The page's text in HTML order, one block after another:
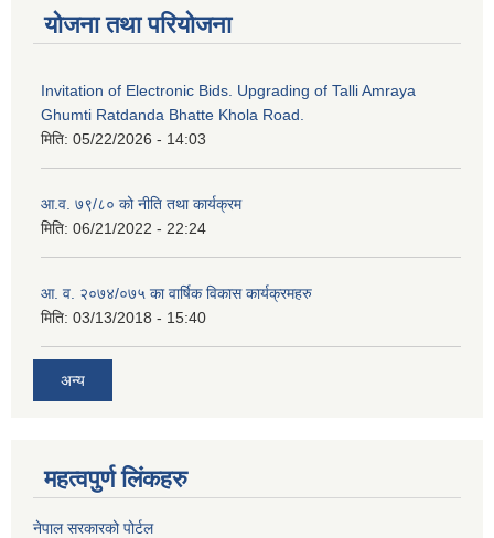
योजना तथा परियोजना
Invitation of Electronic Bids. Upgrading of Talli Amraya
Ghumti Ratdanda Bhatte Khola Road.
मिति: 05/22/2026 - 14:03
आ.व. ७९/८० को नीति तथा कार्यक्रम
मिति: 06/21/2022 - 22:24
आ. व. २०७४/०७५ का वार्षिक विकास कार्यक्रमहरु
मिति: 03/13/2018 - 15:40
अन्य
महत्वपुर्ण लिंकहरु
नेपाल सरकारको पोर्टल